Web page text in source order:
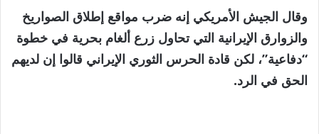
وقال الجيش الأمريكي إنه ضرب مواقع إطلاق الصواريخ
والزوارق الإيرانية التي تحاول زرع ألغام بحرية في خطوة
“دفاعية”، لكن قادة الحرس الثوري الإيراني قالوا إن لديهم
الحق في الرد.